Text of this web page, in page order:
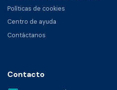
Políticas de cookies
Centro de ayuda
Contáctanos
Contacto